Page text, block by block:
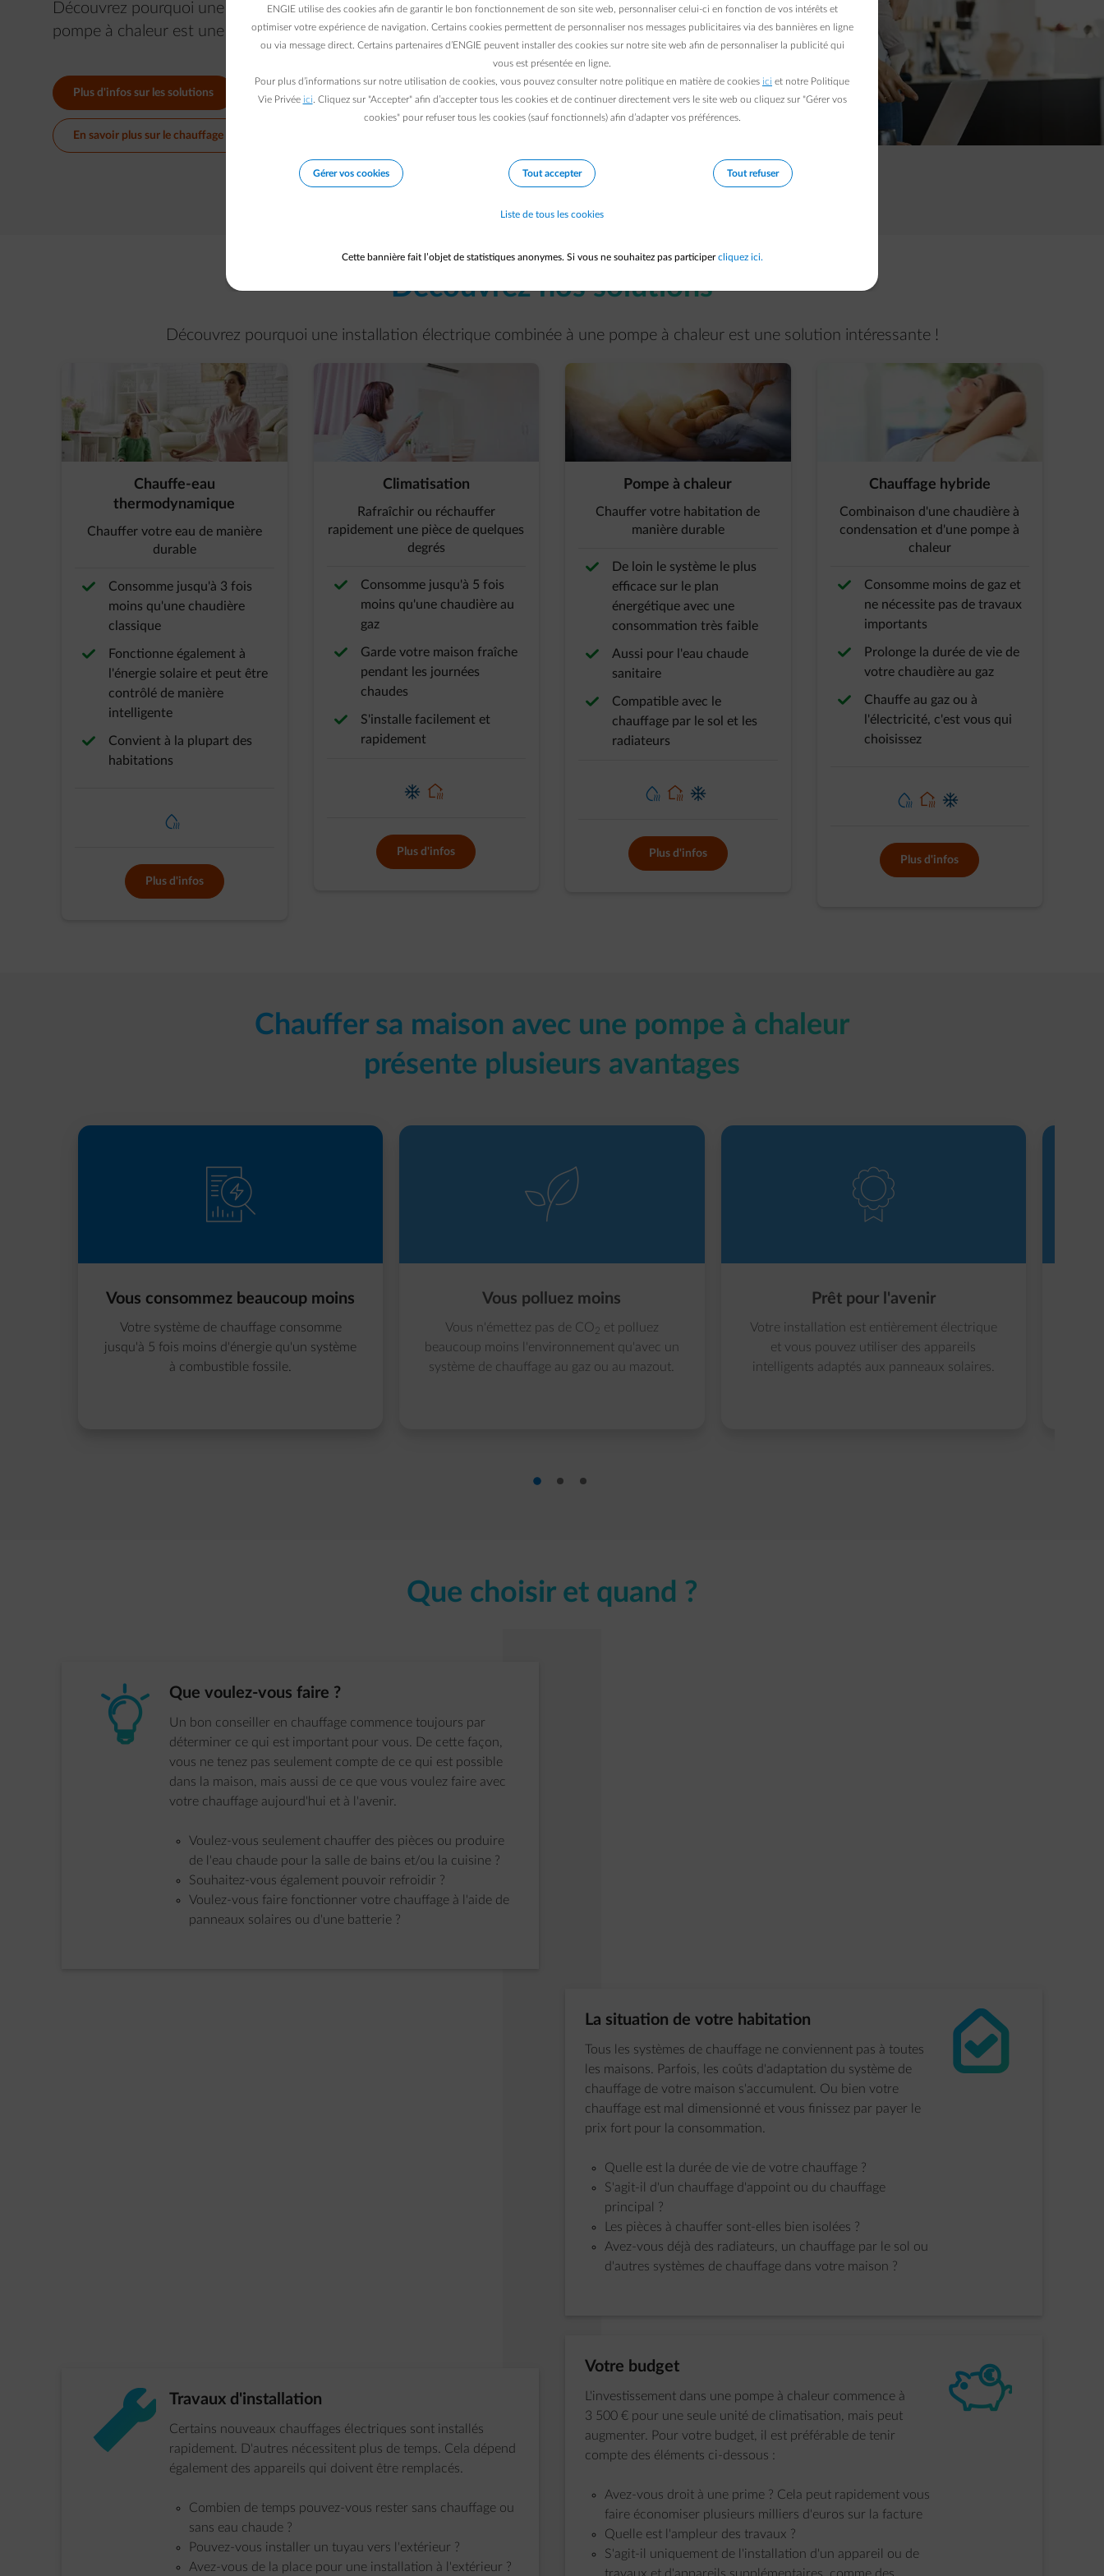
Découvrez pourquoi une installation électrique combinée à une
pompe à chaleur est une solution intéressante !
Plus d'infos sur les solutions
En savoir plus sur le chauffage électrique
Découvrez nos solutions
Découvrez pourquoi une installation électrique combinée à une pompe à chaleur est une solution intéressante !
Chauffe-eau
thermodynamique
Chauffer votre eau de manière
durable
Consomme jusqu'à 3 fois
moins qu'une chaudière
classique
Fonctionne également à
l'énergie solaire et peut être
contrôlé de manière
intelligente
Convient à la plupart des
habitations
element-heating-water
Plus d'infos
Climatisation
Rafraîchir ou réchauffer
rapidement une pièce de quelques
degrés
Consomme jusqu'à 5 fois
moins qu'une chaudière au
gaz
Garde votre maison fraîche
pendant les journées
chaudes
S'installe facilement et
rapidement
element-home-cooling element-home-heating
Plus d'infos
Pompe à chaleur
Chauffer votre habitation de
manière durable
De loin le système le plus
efficace sur le plan
énergétique avec une
consommation très faible
Aussi pour l'eau chaude
sanitaire
Compatible avec le
chauffage par le sol et les
radiateurs
element-heating-water element-home-heating element-home-cooling
Plus d'infos
Chauffage hybride
Combinaison d'une chaudière à
condensation et d'une pompe à
chaleur
Consomme moins de gaz et
ne nécessite pas de travaux
importants
Prolonge la durée de vie de
votre chaudière au gaz
Chauffe au gaz ou à
l'électricité, c'est vous qui
choisissez
element-heating-water element-home-heating element-home-cooling
Plus d'infos
Chauffer sa maison avec une pompe à chaleur
présente plusieurs avantages
element-contract-inspect
Vous consommez beaucoup moins
Votre système de chauffage consomme
jusqu'à 5 fois moins d'énergie qu'un système
à combustible fossile.
element-leaf
Vous polluez moins
Vous n'émettez pas de CO2 et polluez
beaucoup moins l'environnement qu'avec un
système de chauffage au gaz ou au mazout.
element-ribbon
Prêt pour l'avenir
Votre installation est entièrement électrique
et vous pouvez utiliser des appareils
intelligents adaptés aux panneaux solaires.
Que choisir et quand ?
element-lit-lightbulb Étape 1 sur 4:
Que voulez-vous faire ?
Un bon conseiller en chauffage commence toujours par
déterminer ce qui est important pour vous. De cette façon,
vous ne tenez pas seulement compte de ce qui est possible
dans la maison, mais aussi de ce que vous voulez faire avec
votre chauffage aujourd'hui et à l'avenir.
Voulez-vous seulement chauffer des pièces ou produire
de l'eau chaude pour la salle de bains et/ou la cuisine ?
Souhaitez-vous également pouvoir refroidir ?
Voulez-vous faire fonctionner votre chauffage à l'aide de
panneaux solaires ou d'une batterie ?
impulse-house-check
Étape 1 sur 4:
La situation de votre habitation
Tous les systèmes de chauffage ne conviennent pas à toutes
les maisons. Parfois, les coûts d'adaptation du système de
chauffage de votre maison s'accumulent. Ou bien votre
chauffage est mal dimensionné et vous finissez par payer le
prix fort pour la consommation.
Quelle est la durée de vie de votre chauffage ?
S'agit-il d'un chauffage d'appoint ou du chauffage
principal ?
Les pièces à chauffer sont-elles bien isolées ?
Avez-vous déjà des radiateurs, un chauffage par le sol ou
d'autres systèmes de chauffage dans votre maison ?
impulse-wrench Étape 1 sur 4:
Travaux d'installation
Certains nouveaux chauffages électriques sont installés
rapidement. D'autres nécessitent plus de temps. Cela dépend
également des appareils qui doivent être remplacés.
Combien de temps pouvez-vous rester sans chauffage ou
sans eau chaude ?
Pouvez-vous installer un tuyau vers l'extérieur ?
Avez-vous de la place pour une installation à l'extérieur ?
element-piggybank
Étape 1 sur 4:
Votre budget
L'investissement dans une pompe à chaleur commence à
3 500 € pour une seule unité de climatisation, mais peut
augmenter. Pour votre budget, il est préférable de tenir
compte des éléments ci-dessous :
Avez-vous droit à une prime ? Cela peut rapidement vous
faire économiser plusieurs milliers d'euros sur la facture
Quelle est l'ampleur des travaux ?
S'agit-il uniquement de l'installation d'un appareil ou de
ENGIE utilise des cookies afin de garantir le bon fonctionnement de son site web, personnaliser celui-ci en fonction de vos intérêts et
optimiser votre expérience de navigation. Certains cookies permettent de personnaliser nos messages publicitaires via des bannières en ligne
ou via message direct. Certains partenaires d’ENGIE peuvent installer des cookies sur notre site web afin de personnaliser la publicité qui
vous est présentée en ligne.
Pour plus d’informations sur notre utilisation de cookies, vous pouvez consulter notre politique en matière de cookies ici et notre Politique
Vie Privée ici . Cliquez sur "Accepter" afin d’accepter tous les cookies et de continuer directement vers le site web ou cliquez sur "Gérer vos
cookies" pour refuser tous les cookies (sauf fonctionnels) afin d’adapter vos préférences.
Gérer vos cookies Tout accepter Tout refuser
Liste de tous les cookies
Cette bannière fait l’objet de statistiques anonymes. Si vous ne souhaitez pas participercliquez ici.